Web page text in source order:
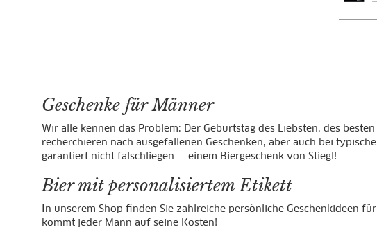
Geschenke für Männer
Wir alle kennen das Problem: Der Geburtstag des Liebsten, des
recherchieren nach ausgefallenen Geschenken, aber auch bei
garantiert nicht falschliegen – einem Biergeschenk von Stiegl!
Bier mit personalisiertem Etikett
In unserem Shop finden Sie zahlreiche persönliche Geschenkideen
kommt jeder Mann auf seine Kosten!